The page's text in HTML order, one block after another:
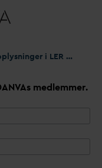
Upræcise oplysninger i LER og manglende påvisning af ledningers placering
ANVAs medlemmer.